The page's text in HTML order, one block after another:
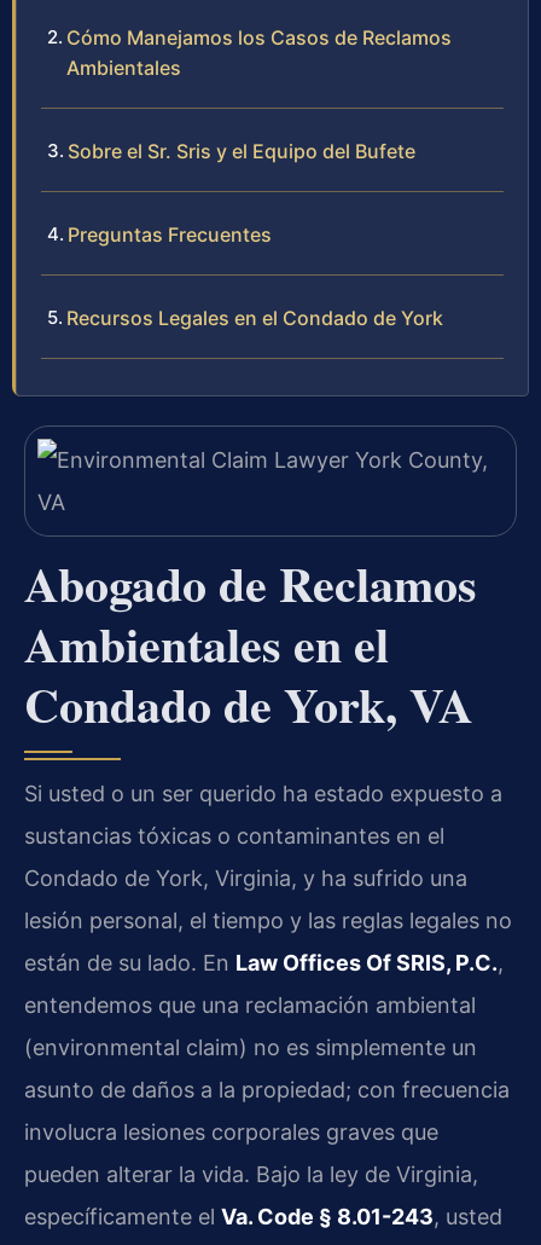
Cómo Manejamos los Casos de Reclamos
Ambientales
Sobre el Sr. Sris y el Equipo del Bufete
Preguntas Frecuentes
Recursos Legales en el Condado de York
Abogado de Reclamos
Ambientales en el
Condado de York, VA
Si usted o un ser querido ha estado expuesto a
sustancias tóxicas o contaminantes en el
Condado de York, Virginia, y ha sufrido una
lesión personal, el tiempo y las reglas legales no
están de su lado. En Law Offices Of SRIS, P.C.,
entendemos que una reclamación ambiental
(environmental claim) no es simplemente un
asunto de daños a la propiedad; con frecuencia
involucra lesiones corporales graves que
pueden alterar la vida. Bajo la ley de Virginia,
específicamente el Va. Code § 8.01-243, usted